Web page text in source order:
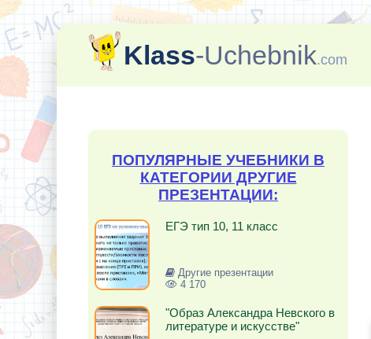
Klass-Uchebnik.com
ПОПУЛЯРНЫЕ УЧЕБНИКИ В
КАТЕГОРИИ ДРУГИЕ
ПРЕЗЕНТАЦИИ:
ЕГЭ тип 10, 11 класс
Другие презентации
4 170
"Образ Александра Невского в
литературе и искусстве"